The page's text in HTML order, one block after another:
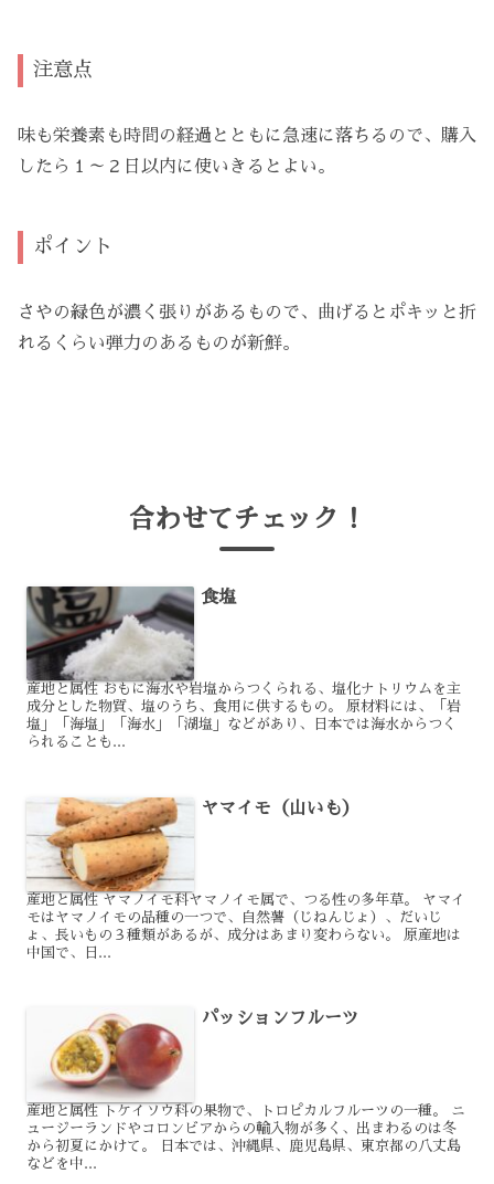
注意点
味も栄養素も時間の経過とともに急速に落ちるので、購入
したら１～２日以内に使いきるとよい。
ポイント
さやの緑色が濃く張りがあるもので、曲げるとポキッと折
れるくらい弾力のあるものが新鮮。
合わせてチェック！
食塩
産地と属性 おもに海水や岩塩からつくられる、塩化ナトリウムを主
成分とした物質、塩のうち、食用に供するもの。 原材料には、「岩
塩」「海塩」「海水」「湖塩」などがあり、日本では海水からつく
られることも...
ヤマイモ（山いも）
産地と属性 ヤマノイモ科ヤマノイモ属で、つる性の多年草。 ヤマイ
モはヤマノイモの品種の一つで、自然薯（じねんじょ）、だいじ
ょ、長いもの３種類があるが、成分はあまり変わらない。 原産地は
中国で、日...
パッションフルーツ
産地と属性 トケイソウ科の果物で、トロピカルフルーツの一種。 ニ
ュージーランドやコロンビアからの輸入物が多く、出まわるのは冬
から初夏にかけて。 日本では、沖縄県、鹿児島県、東京都の八丈島
などを中...